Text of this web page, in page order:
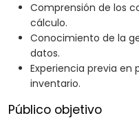
Comprensión de los
cálculo.
Conocimiento de la
datos.
Experiencia previa en
inventario.
Público objetivo